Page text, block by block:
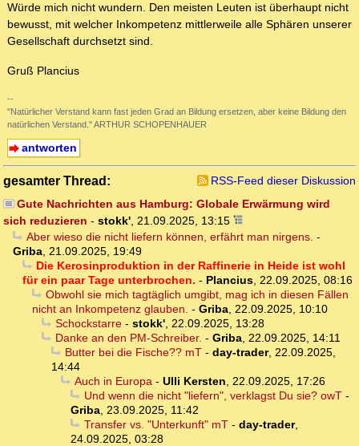
Würde mich nicht wundern. Den meisten Leuten ist überhaupt nicht
bewusst, mit welcher Inkompetenz mittlerweile alle Sphären unserer
Gesellschaft durchsetzt sind.
Gruß Plancius
--
"Natürlicher Verstand kann fast jeden Grad an Bildung ersetzen, aber keine Bildung den
natürlichen Verstand." ARTHUR SCHOPENHAUER
antworten
gesamter Thread:
RSS-Feed dieser Diskussion
Gute Nachrichten aus Hamburg: Globale Erwärmung wird
sich reduzieren - stokk', 21.09.2025, 13:15
Aber wieso die nicht liefern können, erfährt man nirgens. -
Griba, 21.09.2025, 19:49
Die Kerosinproduktion in der Raffinerie in Heide ist wohl
für ein paar Tage unterbrochen. - Plancius, 22.09.2025, 08:16
Obwohl sie mich tagtäglich umgibt, mag ich in diesen Fällen
nicht an Inkompetenz glauben. - Griba, 22.09.2025, 10:10
Schockstarre- stokk', 22.09.2025, 13:28
Danke an den PM-Schreiber. - Griba, 22.09.2025, 14:11
Butter bei die Fische?? mT- day-trader, 22.09.2025,
14:44
Auch in Europa- Ulli Kersten, 22.09.2025, 17:26
Und wenn die nicht "liefern", verklagst Du sie? owT-
Griba, 23.09.2025, 11:42
Transfer vs. "Unterkunft" mT- day-trader,
24.09.2025, 03:28